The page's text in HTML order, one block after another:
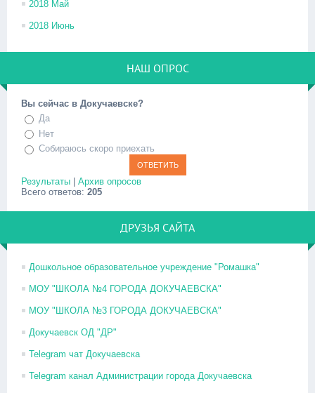
2018 Май
2018 Июнь
НАШ ОПРОС
Вы сейчас в Докучаевске?
Да
Нет
Собираюсь скоро приехать
Результаты | Архив опросов
Всего ответов: 205
ДРУЗЬЯ САЙТА
Дошкольное образовательное учреждение "Ромашка"
МОУ "ШКОЛА №4 ГОРОДА ДОКУЧАЕВСКА"
МОУ "ШКОЛА №3 ГОРОДА ДОКУЧАЕВСКА"
Докучаевск ОД "ДР"
Telegram чат Докучаевска
Telegram канал Администрации города Докучаевска